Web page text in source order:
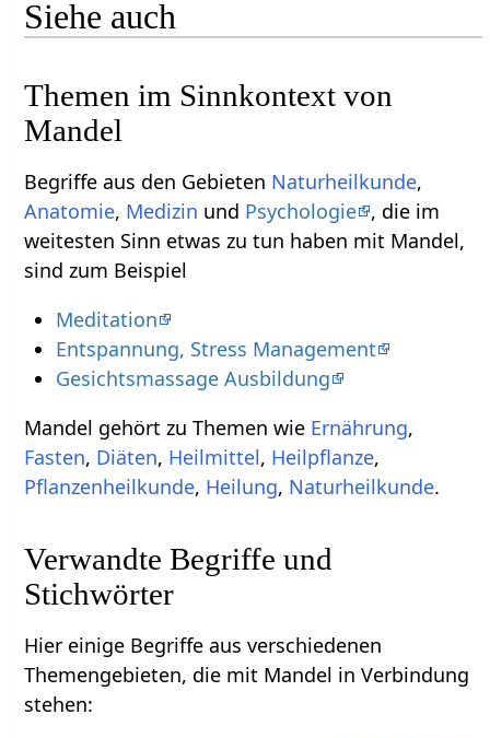
Siehe auch
Themen im Sinnkontext von
Mandel
Begriffe aus den Gebieten Naturheilkunde,
Anatomie, Medizin und Psychologie , die im
weitesten Sinn etwas zu tun haben mit Mandel,
sind zum Beispiel
Meditation
Entspannung, Stress Management
Gesichtsmassage Ausbildung
Mandel gehört zu Themen wie Ernährung,
Fasten, Diäten, Heilmittel, Heilpflanze,
Pflanzenheilkunde, Heilung, Naturheilkunde.
Verwandte Begriffe und
Stichwörter
Hier einige Begriffe aus verschiedenen
Themengebieten, die mit Mandel in Verbindung
stehen: